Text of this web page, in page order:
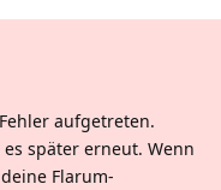
aufgetreten.
später erneut. Wenn
Flarum-